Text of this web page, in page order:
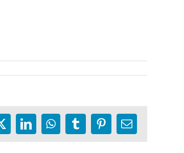
X LinkedInWhatsApp
TumblrPinterest
E-